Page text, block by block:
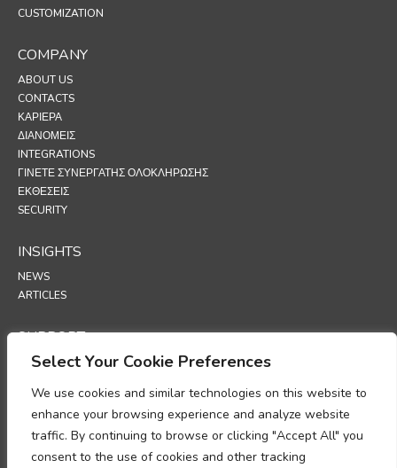
Select Your Cookie Preferences
We use cookies and similar technologies on this website to
enhance your browsing experience and analyze website
traffic. By continuing to browse or clicking "Accept All" you
consent to the use of cookies and other tracking
CUSTOMIZATION
COMPANY
ABOUT US
CONTACTS
ΚΑΡΙΈΡΑ
ΔΙΑΝΟΜΕΊΣ
INTEGRATIONS
ΓΊΝΕΤΕ ΣΥΝΕΡΓΆΤΗΣ ΟΛΟΚΛΉΡΩΣΗΣ
ΕΚΘΕΣΕΙΣ
SECURITY
INSIGHTS
NEWS
ARTICLES
SUPPORT
TECHNICAL PORTAL
POLICIES
ΠΟΛΙΤΙΚΗ ΑΠΟΡΡΗΤΟΥ
ΠΟΛΙΤΙΚΗ ΓΙΑ ΤΑ COOKIES